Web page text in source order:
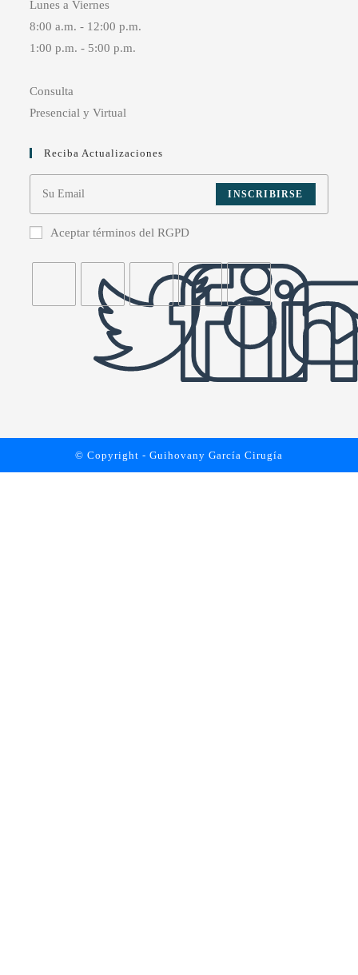
Lunes a Viernes
8:00 a.m. - 12:00 p.m.
1:00 p.m. - 5:00 p.m.
Consulta
Presencial y Virtual
Reciba Actualizaciones
INSCRIBIRSE
Aceptar términos del RGPD
© Copyright - Guihovany García Cirugía